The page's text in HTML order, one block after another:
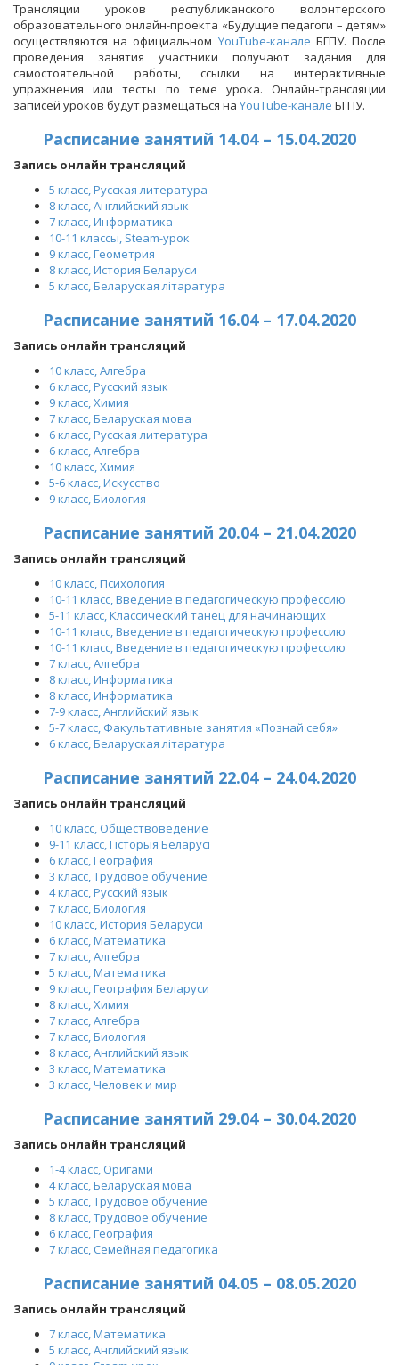
Трансляции уроков республиканского волонтерского
образовательного онлайн-проекта «Будущие педагоги – детям»
осуществляются на официальном YouTube-канале БГПУ. После
проведения занятия участники получают задания для
самостоятельной работы, ссылки на интерактивные
упражнения или тесты по теме урока. Онлайн-трансляции
записей уроков будут размещаться на YouTube-канале БГПУ.
Расписание занятий 14.04 – 15.04.2020
Запись онлайн трансляций
5 класс, Русская литература
8 класс, Английский язык
7 класс, Информатика
10-11 классы, Steam-урок
9 класс, Геометрия
8 класс, История Беларуси
5 класс, Беларуская літаратура
Расписание занятий 16.04 – 17.04.2020
Запись онлайн трансляций
10 класс, Алгебра
6 класс, Русский язык
9 класс, Химия
7 класс, Беларуская мова
6 класс, Русская литература
6 класс, Алгебра
10 класс, Химия
5-6 класс, Искусство
9 класс, Биология
Расписание занятий 20.04 – 21.04.2020
Запись онлайн трансляций
10 класс, Психология
10-11 класс, Введение в педагогическую профессию
5-11 класс, Классический танец для начинающих
10-11 класс, Введение в педагогическую профессию
10-11 класс, Введение в педагогическую профессию
7 класс, Алгебра
8 класс, Информатика
8 класс, Информатика
7-9 класс, Английский язык
5-7 класс, Факультативные занятия «Познай себя»
6 класс, Беларуская літаратура
Расписание занятий 22.04 – 24.04.2020
Запись онлайн трансляций
10 класс, Обществоведение
9-11 класс, Гісторыя Беларусі
6 класс, География
3 класс, Трудовое обучение
4 класс, Русский язык
7 класс, Биология
10 класс, История Беларуси
6 класс, Математика
7 класс, Алгебра
5 класс,Математика
9 класс, География Беларуси
8 класс, Химия
7 класс, Алгебра
7 класс, Биология
8 класс, Английский язык
3 класс, Математика
3 класс, Человек и мир
Расписание занятий 29.04 – 30.04.2020
Запись онлайн трансляций
1-4 класс, Оригами
4 класс, Беларуская мова
5 класс, Трудовое обучение
8 класс, Трудовое обучение
6 класс, География
7 класс, Семейная педагогика
Расписание занятий 04.05 – 08.05.2020
Запись онлайн трансляций
7 класс, Математика
5 класс, Английский язык